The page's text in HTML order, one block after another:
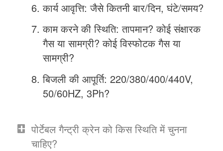
कार्य आवृत्ति: जैसे कितनी बार/दिन, घंटे/समय?
काम करने की स्थिति: तापमान? कोई संक्षारक
गैस या सामग्री? कोई विस्फोटक गैस या
सामग्री?
बिजली की आपूर्ति: 220/380/400/440V,
50/60HZ, 3Ph?
पोर्टेबल गैन्ट्री क्रेन को किस स्थिति में चुनना
चाहिए?